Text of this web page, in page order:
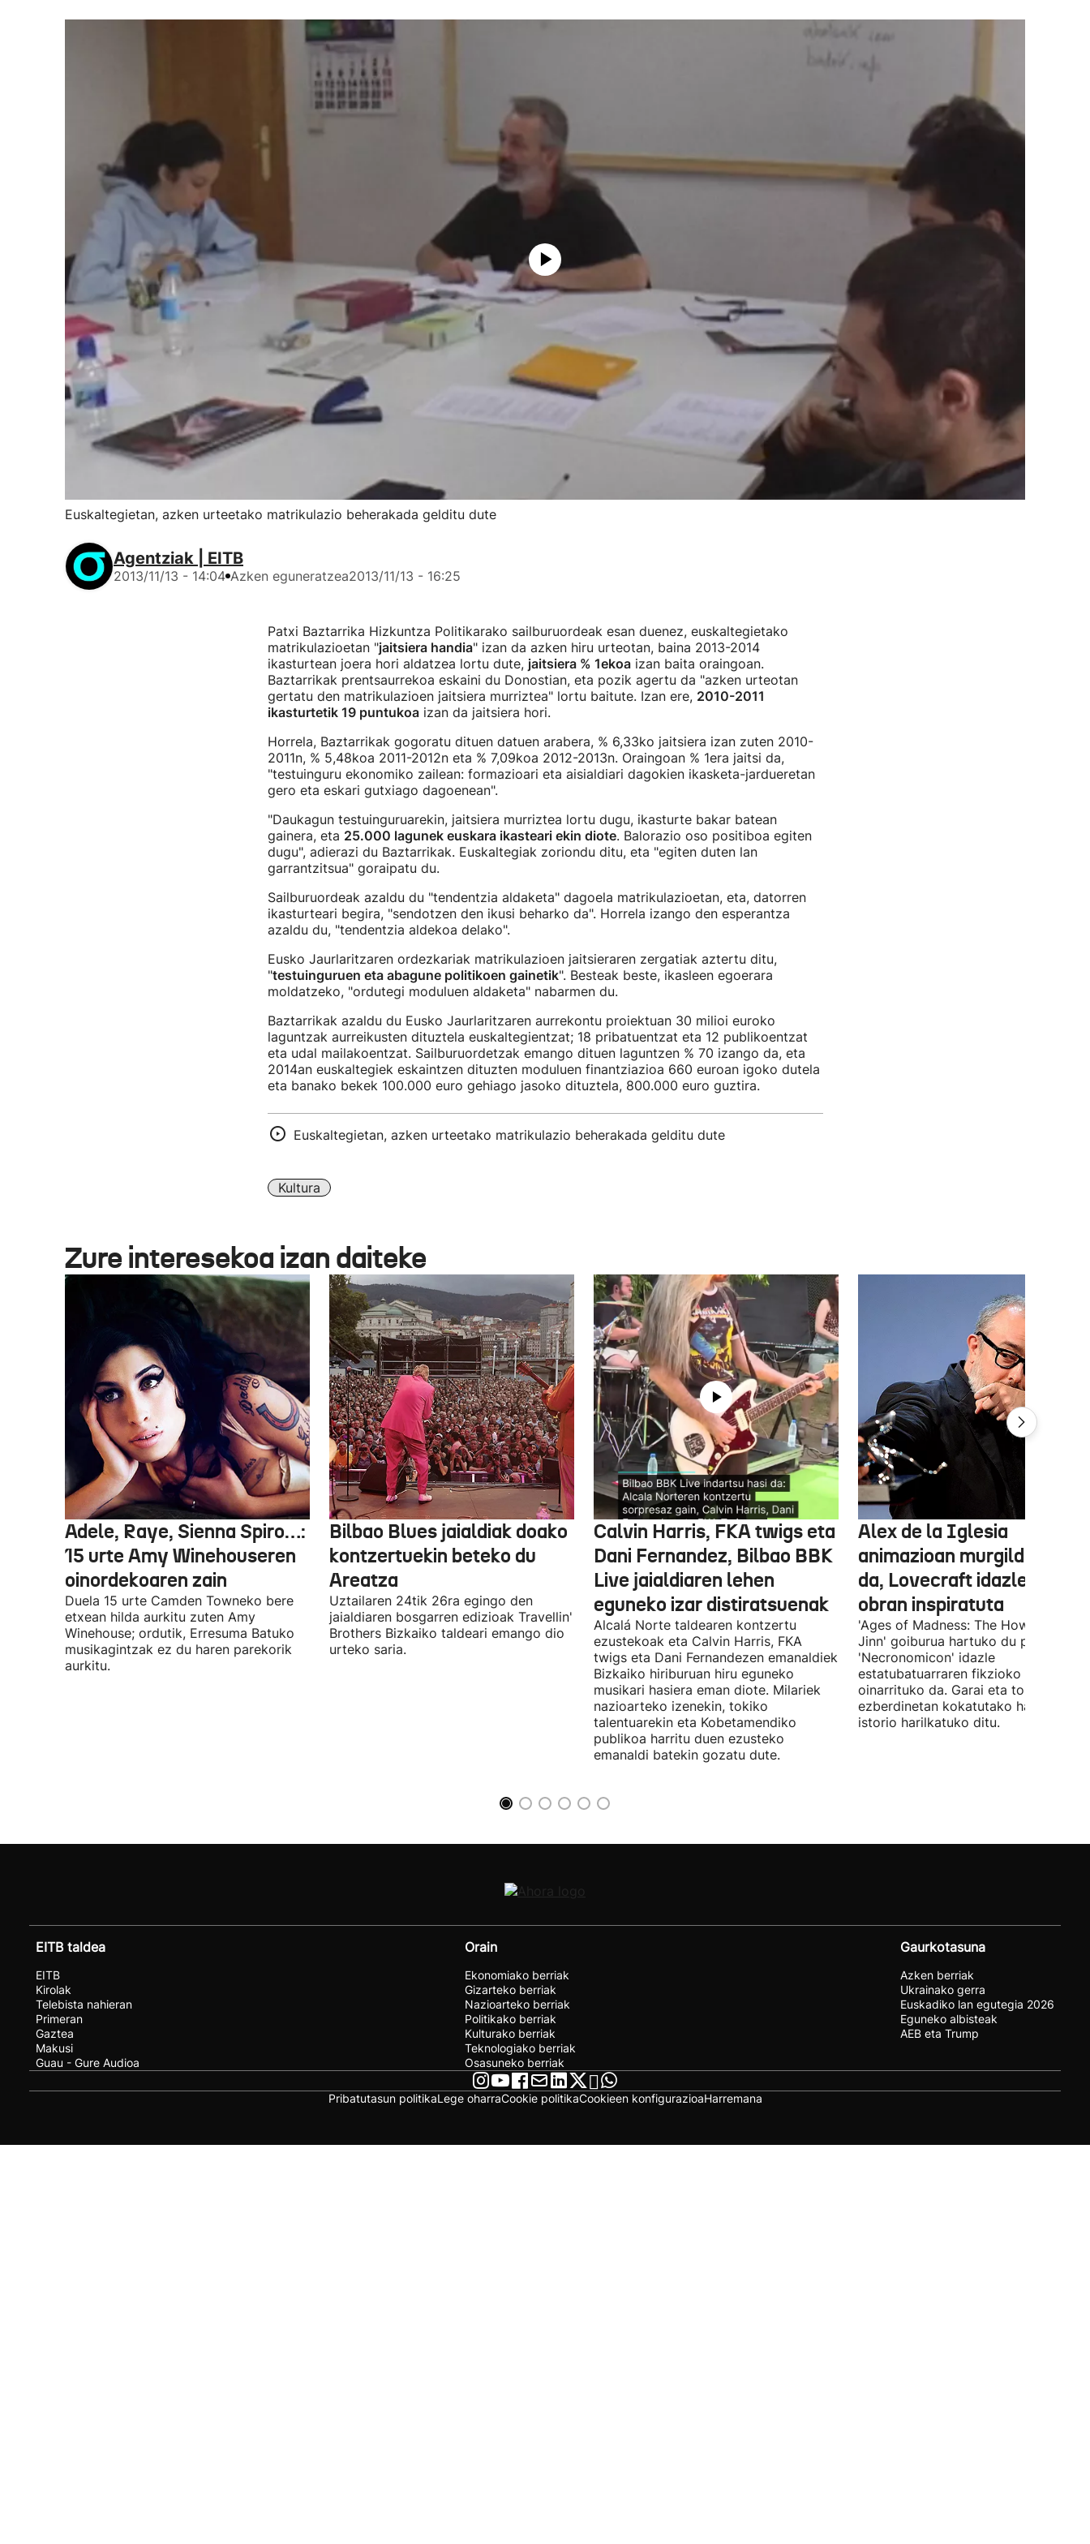
Euskaltegietan, azken urteetako matrikulazio beherakada gelditu dute
Agentziak | EITB
2013/11/13 - 14:04 Azken eguneratzea2013/11/13 - 16:25
Patxi Baztarrika Hizkuntza Politikarako sailburuordeak esan duenez, euskaltegietako
matrikulazioetan "jaitsiera handia" izan da azken hiru urteotan, baina 2013-2014
ikasturtean joera hori aldatzea lortu dute, jaitsiera % 1ekoaizan baita oraingoan.
Baztarrikak prentsaurrekoa eskaini du Donostian, eta pozik agertu da "azken urteotan
gertatu den matrikulazioen jaitsiera murriztea" lortu baitute. Izan ere, 2010-2011
ikasturtetik 19 puntukoaizan da jaitsiera hori.
Horrela, Baztarrikak gogoratu dituen datuen arabera, % 6,33ko jaitsiera izan zuten 2010-
2011n, % 5,48koa 2011-2012n eta % 7,09koa 2012-2013n. Oraingoan % 1era jaitsi da,
"testuinguru ekonomiko zailean: formazioari eta aisialdiari dagokien ikasketa-jardueretan
gero eta eskari gutxiago dagoenean".
"Daukagun testuinguruarekin, jaitsiera murriztea lortu dugu, ikasturte bakar batean
gainera, eta 25.000 lagunek euskara ikasteari ekin diote. Balorazio oso positiboa egiten
dugu", adierazi du Baztarrikak. Euskaltegiak zoriondu ditu, eta "egiten duten lan
garrantzitsua" goraipatu du.
Sailburuordeak azaldu du "tendentzia aldaketa" dagoela matrikulazioetan, eta, datorren
ikasturteari begira, "sendotzen den ikusi beharko da". Horrela izango den esperantza
azaldu du, "tendentzia aldekoa delako".
Eusko Jaurlaritzaren ordezkariak matrikulazioen jaitsieraren zergatiak aztertu ditu,
"testuinguruen eta abagune politikoen gainetik". Besteak beste, ikasleen egoerara
moldatzeko, "ordutegi moduluen aldaketa" nabarmen du.
Baztarrikak azaldu du Eusko Jaurlaritzaren aurrekontu proiektuan 30 milioi euroko
laguntzak aurreikusten dituztela euskaltegientzat; 18 pribatuentzat eta 12 publikoentzat
eta udal mailakoentzat. Sailburuordetzak emango dituen laguntzen % 70 izango da, eta
2014an euskaltegiek eskaintzen dituzten moduluen finantziazioa 660 euroan igoko dutela
eta banako bekek 100.000 euro gehiago jasoko dituztela, 800.000 euro guztira.
Euskaltegietan, azken urteetako matrikulazio beherakada gelditu dute
Kultura
Zure interesekoa izan daiteke
Adele, Raye, Sienna Spiro…:
15 urte Amy Winehouseren
oinordekoaren zain
Duela 15 urte Camden Towneko bere
etxean hilda aurkitu zuten Amy
Winehouse; ordutik, Erresuma Batuko
musikagintzak ez du haren parekorik
aurkitu.
Bilbao Blues jaialdiak doako
kontzertuekin beteko du
Areatza
Uztailaren 24tik 26ra egingo den
jaialdiaren bosgarren edizioak Travellin'
Brothers Bizkaiko taldeari emango dio
urteko saria.
Calvin Harris, FKA twigs eta
Dani Fernandez, Bilbao BBK
Live jaialdiaren lehen
eguneko izar distiratsuenak
Alcalá Norte taldearen kontzertu
ezustekoak eta Calvin Harris, FKA
twigs eta Dani Fernandezen emanaldiek
Bizkaiko hiriburuan hiru eguneko
musikari hasiera eman diote. Milariek
nazioarteko izenekin, tokiko
talentuarekin eta Kobetamendiko
publikoa harritu duen ezusteko
emanaldi batekin gozatu dute.
Alex de la Iglesia
animazioan murgilduko
da, Lovecraft idazlearen
obran inspiratuta
'Ages of Madness: The Howling of
Jinn' goiburua hartuko du pelikulak,
'Necronomicon' idazle
estatubatuarraren fikzioko liburuan
oinarrituko da. Garai eta toki
ezberdinetan kokatutako hainbat
istorio harilkatuko ditu.
EITB taldea
EITB
Kirolak
Telebista nahieran
Primeran
Gaztea
Makusi
Guau - Gure Audioa
Orain
Ekonomiako berriak
Gizarteko berriak
Nazioarteko berriak
Politikako berriak
Kulturako berriak
Teknologiako berriak
Osasuneko berriak
Gaurkotasuna
Azken berriak
Ukrainako gerra
Euskadiko lan egutegia 2026
Eguneko albisteak
AEB eta Trump
Pribatutasun politikaLege oharraCookie politikaCookieen konfigurazioaHarremana